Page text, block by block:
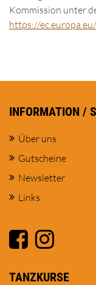
Kommission unter
https://
INFORMATION /
Über uns
Gutscheine
Newsletter
Links
TANZKURSE